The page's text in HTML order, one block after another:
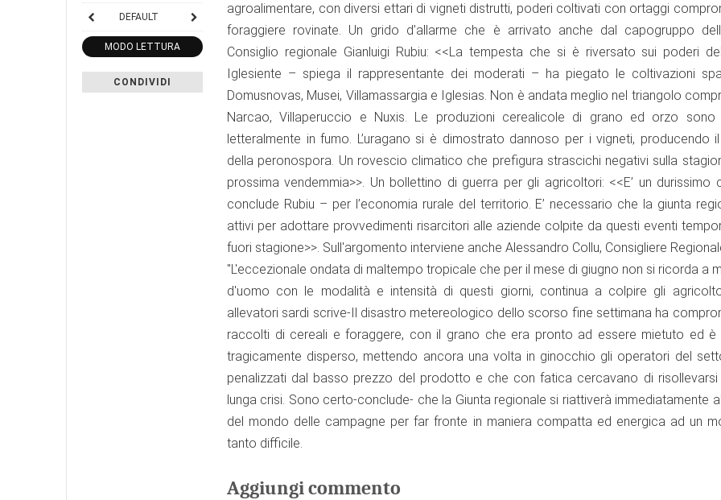
DEFAULT
MODO LETTURA
CONDIVIDI
agroalimentare, con diversi ettari di vigneti distrutti, poderi coltivati con ortaggi
foraggiere rovinate. Un grido d’allarme che è arrivato anche dal capogruppo
Consiglio regionale Gianluigi Rubiu: <<La tempesta che si è riversato sui poderi
Iglesiente – spiega il rappresentante dei moderati – ha piegato le coltivazioni
Domusnovas, Musei, Villamassargia e Iglesias. Non è andata meglio nel triangolo
Narcao, Villaperuccio e Nuxis. Le produzioni cerealicole di grano ed orzo sono
letteralmente in fumo. L’uragano si è dimostrato dannoso per i vigneti, producendo
della peronospora. Un rovescio climatico che prefigura strascichi negativi sulla
prossima vendemmia>>. Un bollettino di guerra per gli agricoltori: <<E’ un durissimo
conclude Rubiu – per l’economia rurale del territorio. E’ necessario che la giunta
attivi per adottare provvedimenti risarcitori alle aziende colpite da questi eventi
fuori stagione>>. Sull'argomento interviene anche Alessandro Collu, Consigliere
"L'eccezionale ondata di maltempo tropicale che per il mese di giugno non si ricorda a
d'uomo con le modalità e intensità di questi giorni, continua a colpire gli
allevatori sardi scrive-Il disastro metereologico dello scorso fine settimana ha
raccolti di cereali e foraggere, con il grano che era pronto ad essere mietuto ed è
tragicamente disperso, mettendo ancora una volta in ginocchio gli operatori del
penalizzati dal basso prezzo del prodotto e che con fatica cercavano di risollevarsi
lunga crisi. Sono certo-conclude- che la Giunta regionale si riattiverà immediatamente
del mondo delle campagne per far fronte in maniera compatta ed energica ad un
tanto difficile.
Aggiungi commento